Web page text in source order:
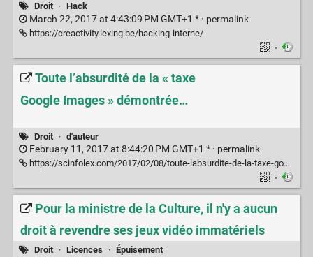
Droit · Hack
March 22, 2017 at 4:43:09 PM GMT+1 * · permalink
https://creactivity.lexing.be/hacking-interne/
·
Toute l’absurdité de la « taxe
Google Images » démontrée…
Droit · d'auteur
February 11, 2017 at 8:44:20 PM GMT+1 * · permalink
https://scinfolex.com/2017/02/08/toute-labsurdite-de-la-taxe-google-images-demontree/
·
Pour la ministre de la Culture, il n'y a aucun
droit à revendre ses jeux vidéo immatériels
Droit · Licences · Épuisement